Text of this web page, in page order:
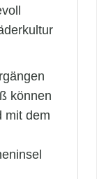
können
mit dem